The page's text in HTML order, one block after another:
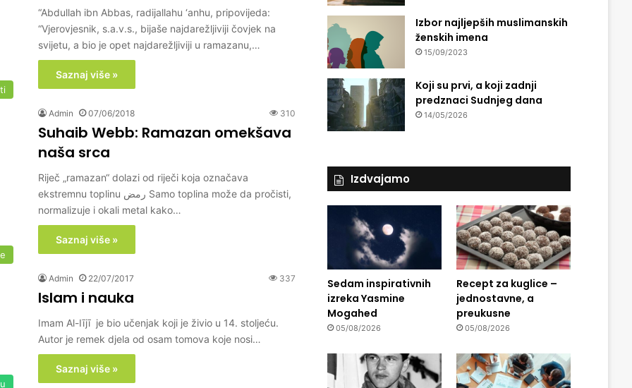
“Abdullah ibn Abbas, radijallahu ‘anhu, pripovijeda:
“Vjerovjesnik, s.a.v.s., bijaše najdarežljiviji čovjek na
svijetu, a bio je opet najdarežljiviji u ramazanu,…
Saznaj više »
Admin 07/06/2018 310
Suhaib Webb: Ramazan omekšava
naša srca
Riječ „ramazan“ dolazi od riječi koja označava
ekstremnu toplinu رمض Samo toplina može da pročisti,
normalizuje i okali metal kako…
Saznaj više »
Admin 22/07/2017 337
Islam i nauka
Imam Al-Iījī je bio učenjak koji je živio u 14. stoljeću.
Autor je remek djela od osam tomova koje nosi…
Saznaj više »
Izbor najljepših muslimanskih
ženskih imena
15/09/2023
Koji su prvi, a koji zadnji
predznaci Sudnjeg dana
14/05/2026
Izdvajamo
Sedam inspirativnih
izreka Yasmine
Mogahed
05/08/2026
Recept za kuglice –
jednostavne, a
preukusne
05/08/2026